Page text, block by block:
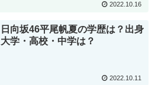
2022.10.16
日向坂46平尾帆夏の学歴は？出身
大学・高校・中学は？
2022.10.11